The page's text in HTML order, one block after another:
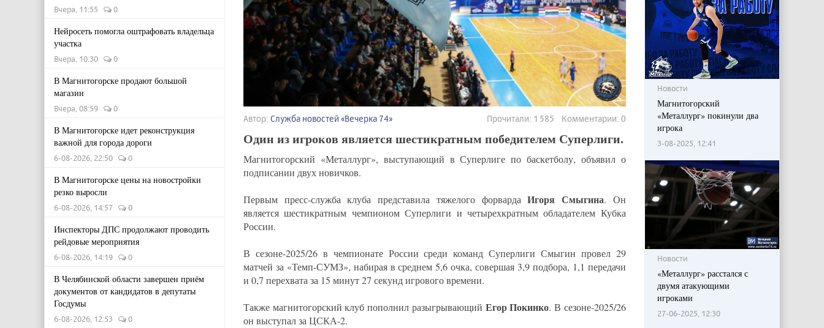
Вчера, 11:55 0
Нейросеть помогла оштрафовать владельца
участка
Вчера, 10:30 0
В Магнитогорске продают большой
магазин
Вчера, 08:59 0
В Магнитогорске идет реконструкция
важной для города дороги
6-08-2026, 22:50 0
В Магнитогорске цены на новостройки
резко выросли
6-08-2026, 14:57 0
Инспекторы ДПС продолжают проводить
рейдовые мероприятия
6-08-2026, 14:19 0
В Челябинской области завершен приём
документов от кандидатов в депутаты
Госдумы
6-08-2026, 12:53 0
Автор: Служба новостей «Вечерка 74» Прочитали: 1 585 Комментарии: 0
Один из игроков является шестикратным победителем Суперлиги.
Магнитогорский «Металлург», выступающий в Суперлиге по баскетболу, объявил о
подписании двух новичков.
Первым пресс-служба клуба представила тяжелого форвардаИгоря Смыгина. Он
является шестикратным чемпионом Суперлиги и четырехкратным обладателем Кубка
России.
В сезоне-2025/26 в чемпионате России среди команд Суперлиги Смыгин провел 29
матчей за «Темп-СУМЗ», набирая в среднем 5,6 очка, совершая 3,9 подбора, 1,1 передачи
и 0,7 перехвата за 15 минут 27 секунд игрового времени.
Также магнитогорский клуб пополнил разыгрывающий Егор Покинко. В сезоне-2025/26
он выступал за ЦСКА-2.
Новости
Магнитогорский
«Металлург» покинули два
игрока
3-08-2025, 12:41
Новости
«Металлург» расстался с
двумя атакующими
игроками
27-06-2025, 12:30